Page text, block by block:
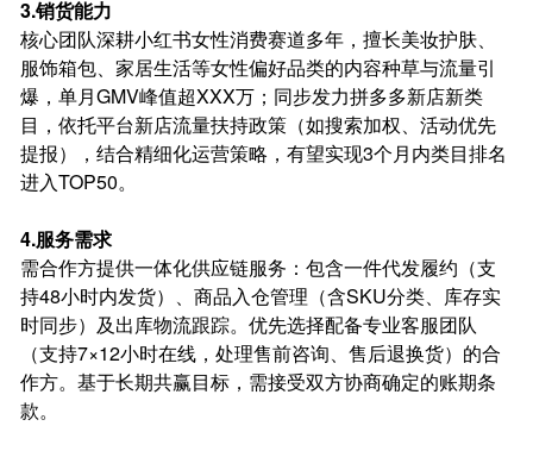
3.销货能力
核心团队深耕小红书女性消费赛道多年，擅长美妆护肤、
服饰箱包、家居生活等女性偏好品类的内容种草与流量引
爆，单月GMV峰值超XXX万；同步发力拼多多新店新类
目，依托平台新店流量扶持政策（如搜索加权、活动优先
提报），结合精细化运营策略，有望实现3个月内类目排名
进入TOP50。
4.服务需求
需合作方提供一体化供应链服务：包含一件代发履约（支
持48小时内发货）、商品入仓管理（含SKU分类、库存实
时同步）及出库物流跟踪。优先选择配备专业客服团队
（支持7×12小时在线，处理售前咨询、售后退换货）的合
作方。基于长期共赢目标，需接受双方协商确定的账期条
款。